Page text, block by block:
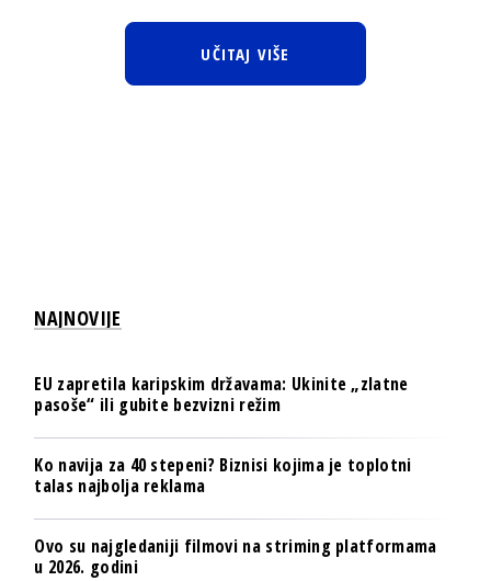
UČITAJ VIŠE
NAJNOVIJE
EU zapretila karipskim državama: Ukinite „zlatne
pasoše“ ili gubite bezvizni režim
Ko navija za 40 stepeni? Biznisi kojima je toplotni
talas najbolja reklama
Ovo su najgledaniji filmovi na striming platformama
u 2026. godini